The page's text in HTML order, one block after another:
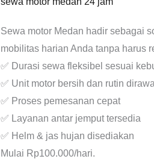
Sewa motor Medan hadir sebagai
mobilitas harian Anda tanpa harus
✅ Durasi sewa fleksibel sesuai
✅ Unit motor bersih dan rutin
✅ Proses pemesanan cepat
✅ Layanan antar jemput tersedia
✅ Helm & jas hujan disediakan
Mulai Rp100.000/hari.